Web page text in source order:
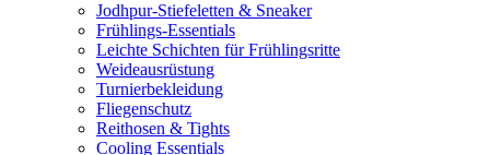
Jodhpur-Stiefeletten & Sneaker
Frühlings-Essentials
Leichte Schichten für Frühlingsritte
Weideausrüstung
Turnierbekleidung
Fliegenschutz
Reithosen & Tights
Cooling Essentials